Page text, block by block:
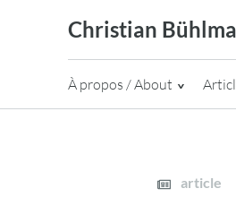
Christian
À propos / About
article